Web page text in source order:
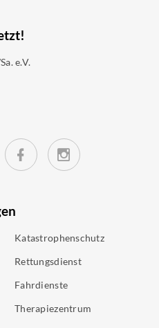
e.V.
Katastrophenschutz
Rettungsdienst
Fahrdienste
Therapiezentrum